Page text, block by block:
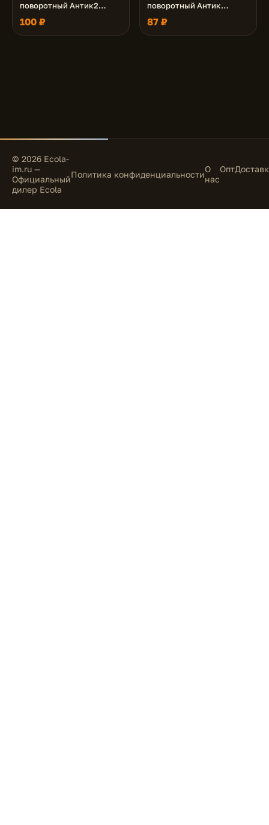
поворотный Антик2
Белый 24x88
100 ₽
поворотный Антик
Черный Хром/Золото
24x86
87 ₽
© 2026 Ecola-
im.ru —
Официальный
дилер Ecola
Политика конфиденциальностиО
нас
Опт